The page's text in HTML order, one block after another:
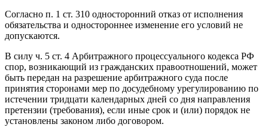
Согласно п. 1 ст. 310 односторонний отказ от исполнения
обязательства и одностороннее изменение его условий не
допускаются.
В силу ч. 5 ст. 4 Арбитражного процессуального кодекса РФ
спор, возникающий из гражданских правоотношений, может
быть передан на разрешение арбитражного суда после
принятия сторонами мер по досудебному урегулированию по
истечении тридцати календарных дней со дня направления
претензии (требования), если иные срок и (или) порядок не
установлены законом либо договором.